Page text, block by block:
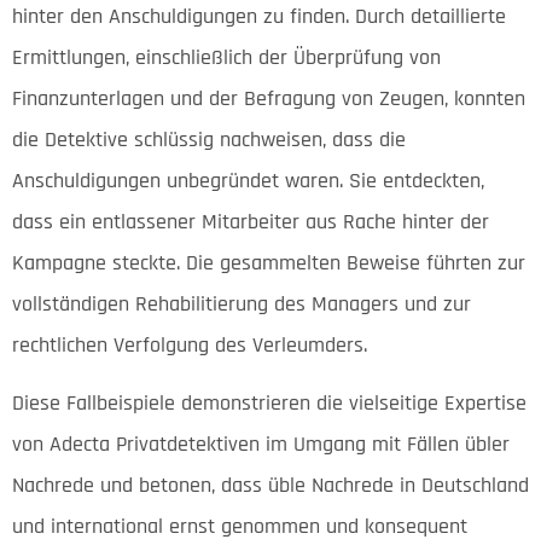
hinter den Anschuldigungen zu finden. Durch detaillierte
Ermittlungen, einschließlich der Überprüfung von
Finanzunterlagen und der Befragung von Zeugen, konnten
die Detektive schlüssig nachweisen, dass die
Anschuldigungen unbegründet waren. Sie entdeckten,
dass ein entlassener Mitarbeiter aus Rache hinter der
Kampagne steckte. Die gesammelten Beweise führten zur
vollständigen Rehabilitierung des Managers und zur
rechtlichen Verfolgung des Verleumders.
Diese Fallbeispiele demonstrieren die vielseitige Expertise
von Adecta Privatdetektiven im Umgang mit Fällen übler
Nachrede und betonen, dass üble Nachrede in Deutschland
und international ernst genommen und konsequent